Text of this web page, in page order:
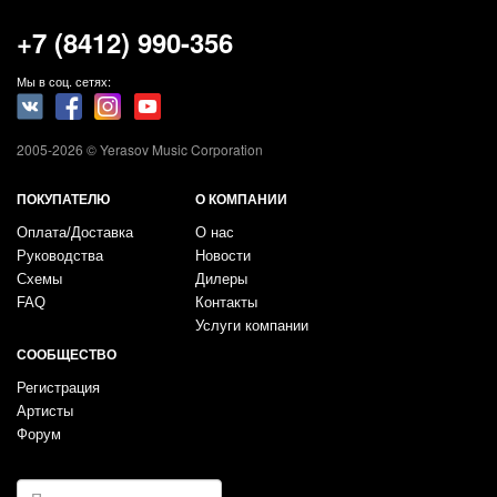
+7 (8412) 990-356
Мы в соц. сетях:
2005-2026 © Yerasov Music Corporation
ПОКУПАТЕЛЮ
Оплата/Доставка
Руководства
Схемы
FAQ
О КОМПАНИИ
О нас
Новости
Дилеры
Контакты
Услуги компании
СООБЩЕСТВО
Регистрация
Артисты
Форум
E-